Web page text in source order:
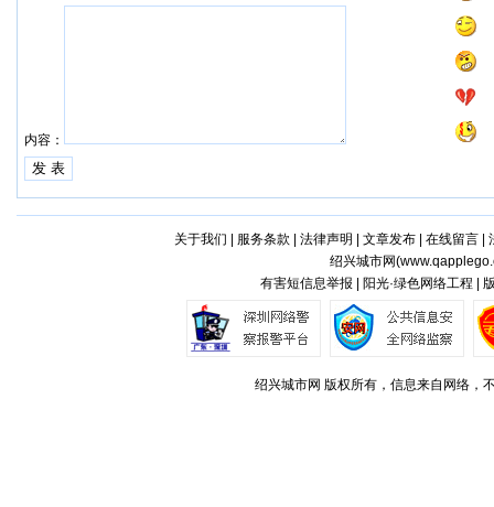
内容：
关于我们 服务条款 法律声明 文章发布| 在线留言|
绍兴城市网(
有害短信息举报 | 阳光·绿色网络工程 |
绍兴城市网 版权所有，信息来自网络，